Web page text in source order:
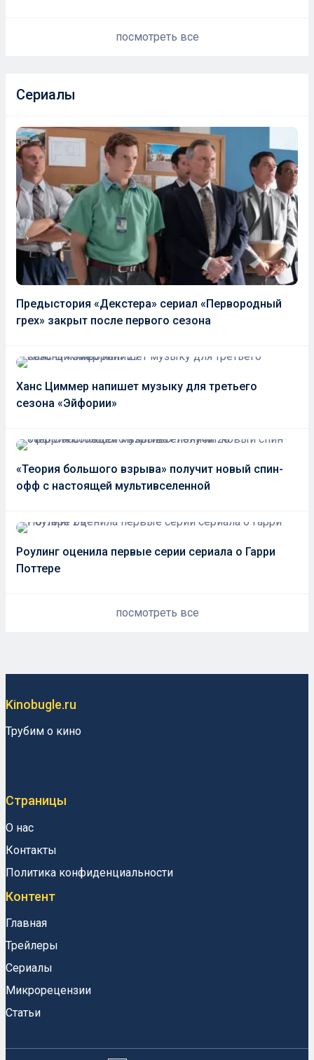
посмотреть все
Сериалы
Предыстория «Декстера» сериал «Первородный
грех» закрыт после первого сезона
Ханс Циммер напишет музыку для третьего
сезона «Эйфории»
«Теория большого взрыва» получит новый спин-
офф с настоящей мультивселенной
Роулинг оценила первые серии сериала о Гарри
Поттере
посмотреть все
Kinobugle.ru
Трубим о кино
Страницы
О нас
Контакты
Политика конфиденциальности
Контент
Главная
Трейлеры
Сериалы
Микрорецензии
Статьи